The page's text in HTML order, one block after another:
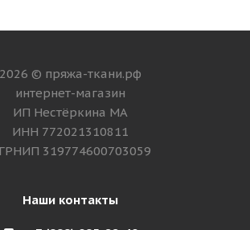
2026 © пряжа-ткани.рф
интернет-магазин
ИП Нестёркина МА
ИНН 772021310811
319774600703059
Наши контакты